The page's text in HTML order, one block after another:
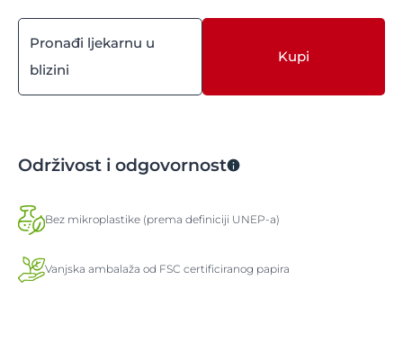
Pronađi ljekarnu u
blizini
Kupi
Održivost i odgovornost
Bez mikroplastike (prema definiciji UNEP-a)
Vanjska ambalaža od FSC certificiranog papira